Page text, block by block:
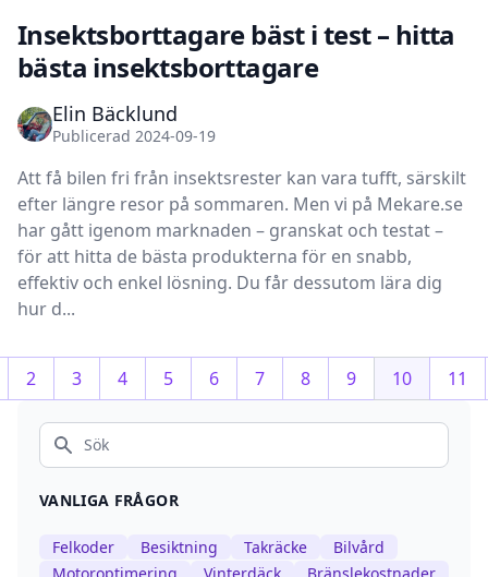
Insektsborttagare bäst i test – hitta
bästa insektsborttagare
Elin Bäcklund
Publicerad 2024-09-19
Att få bilen fri från insektsrester kan vara tufft, särskilt
efter längre resor på sommaren. Men vi på Mekare.se
har gått igenom marknaden – granskat och testat –
för att hitta de bästa produkterna för en snabb,
effektiv och enkel lösning. Du får dessutom lära dig
hur d...
2 3 4 5 6 7 8 9 10 11
Sök
VANLIGA FRÅGOR
Felkoder Besiktning Takräcke
Bilvård